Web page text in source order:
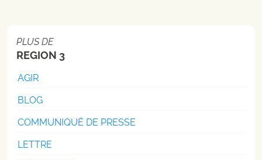
PLUS DE
REGION 3
AGIR
BLOG
COMMUNIQUÉ DE PRESSE
LETTRE